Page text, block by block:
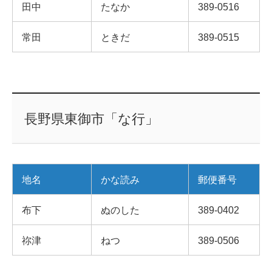
田中 たなか 389-0516
常田 ときだ 389-0515
長野県東御市「な行」
地名 かな読み 郵便番号
布下 ぬのした 389-0402
祢津 ねつ 389-0506